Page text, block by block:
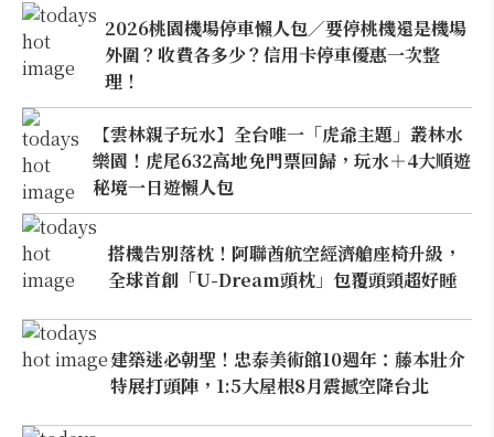
2026桃園機場停車懶人包／要停桃機還是機場
外圍？收費各多少？信用卡停車優惠一次整
理！
【雲林親子玩水】全台唯一「虎爺主題」叢林水
樂園！虎尾632高地免門票回歸，玩水＋4大順遊
秘境一日遊懶人包
搭機告別落枕！阿聯酋航空經濟艙座椅升級，
全球首創「U-Dream頭枕」包覆頭頸超好睡
建築迷必朝聖！忠泰美術館10週年：藤本壯介
特展打頭陣，1:5大屋根8月震撼空降台北